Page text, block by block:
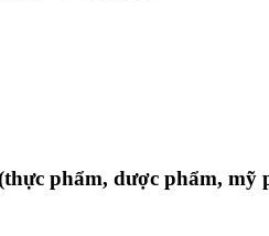
phẩm, dược phẩm,